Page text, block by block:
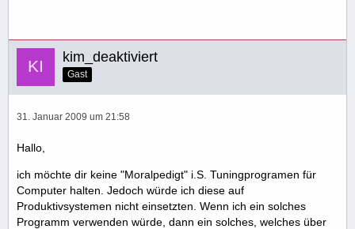
kim_deaktiviert
Gast
31. Januar 2009 um 21:58
Hallo,
ich möchte dir keine "Moralpedigt" i.S. Tuningprogramen für
Computer halten. Jedoch würde ich diese auf
Produktivsystemen nicht einsetzten. Wenn ich ein solches
Programm verwenden würde, dann ein solches, welches über